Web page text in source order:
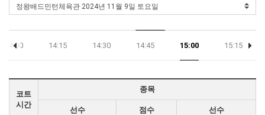
14:00 14:15 14:30 14:45 15:00 15:15
코트
시간
종목
선수 점수 선수